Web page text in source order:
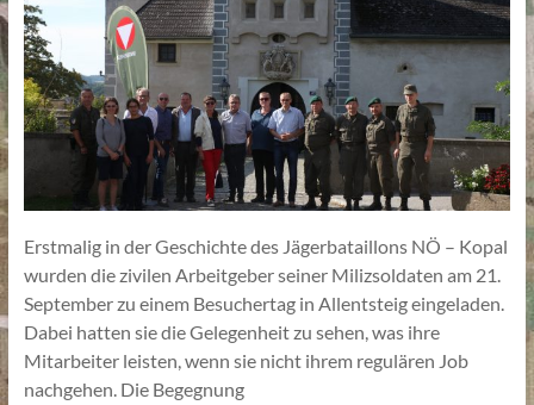
Erstmalig in der Geschichte des Jägerbataillons NÖ – Kopal
wurden die zivilen Arbeitgeber seiner Milizsoldaten am 21.
September zu einem Besuchertag in Allentsteig eingeladen.
Dabei hatten sie die Gelegenheit zu sehen, was ihre
Mitarbeiter leisten, wenn sie nicht ihrem regulären Job
nachgehen. Die Begegnung